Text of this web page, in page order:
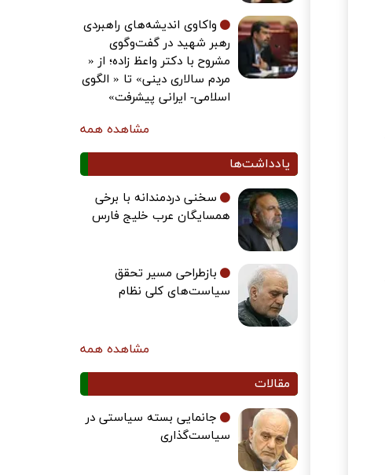
واکاوی اندیشه‌های راهبردی
رهبر شهید در گفت‌وگوی
مشروح با دکتر واعظ زاده؛ از «
مردم سالاری دینی» تا « الگوی
اسلامی- ایرانی پیشرفت»
مشاهده همه
یادداشت‌ها
سخنی دردمندانه با برخی
همسایگان عرب خلیج فارس
بازطراحی مسیر تحقق
سیاست‌های کلی نظام
مشاهده همه
مقالات
جانمایی بسته سیاستی در
سیاست‌گذاری